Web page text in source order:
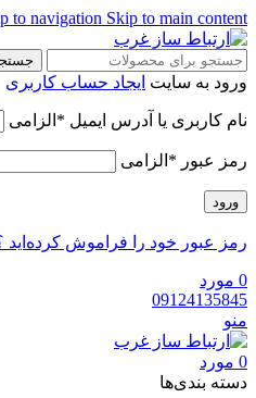
Skip to navigation Skip to main
جستجو
به سایتایجاد حساب کاربری
یا آدرس ایمیل*الزامی
عبور*الزامی
عبور خود را فراموش کرده‌اید ؟
بندی‌ها